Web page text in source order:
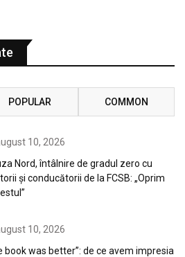
POPULAR COMMON
10, 2026
Nord, întâlnire de gradul zero cu
și conducătorii de la FCSB: „Oprim
10, 2026
book was better”: de ce avem impresia